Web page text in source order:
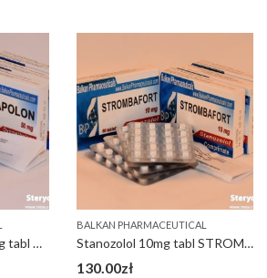
ANAPOLON Oxa 50mg tabl Bałkan
BALKAN PHARMACEUTICAL
Stanozolol 10mg tabl STROMBAFORT Bałkan
130.00zł